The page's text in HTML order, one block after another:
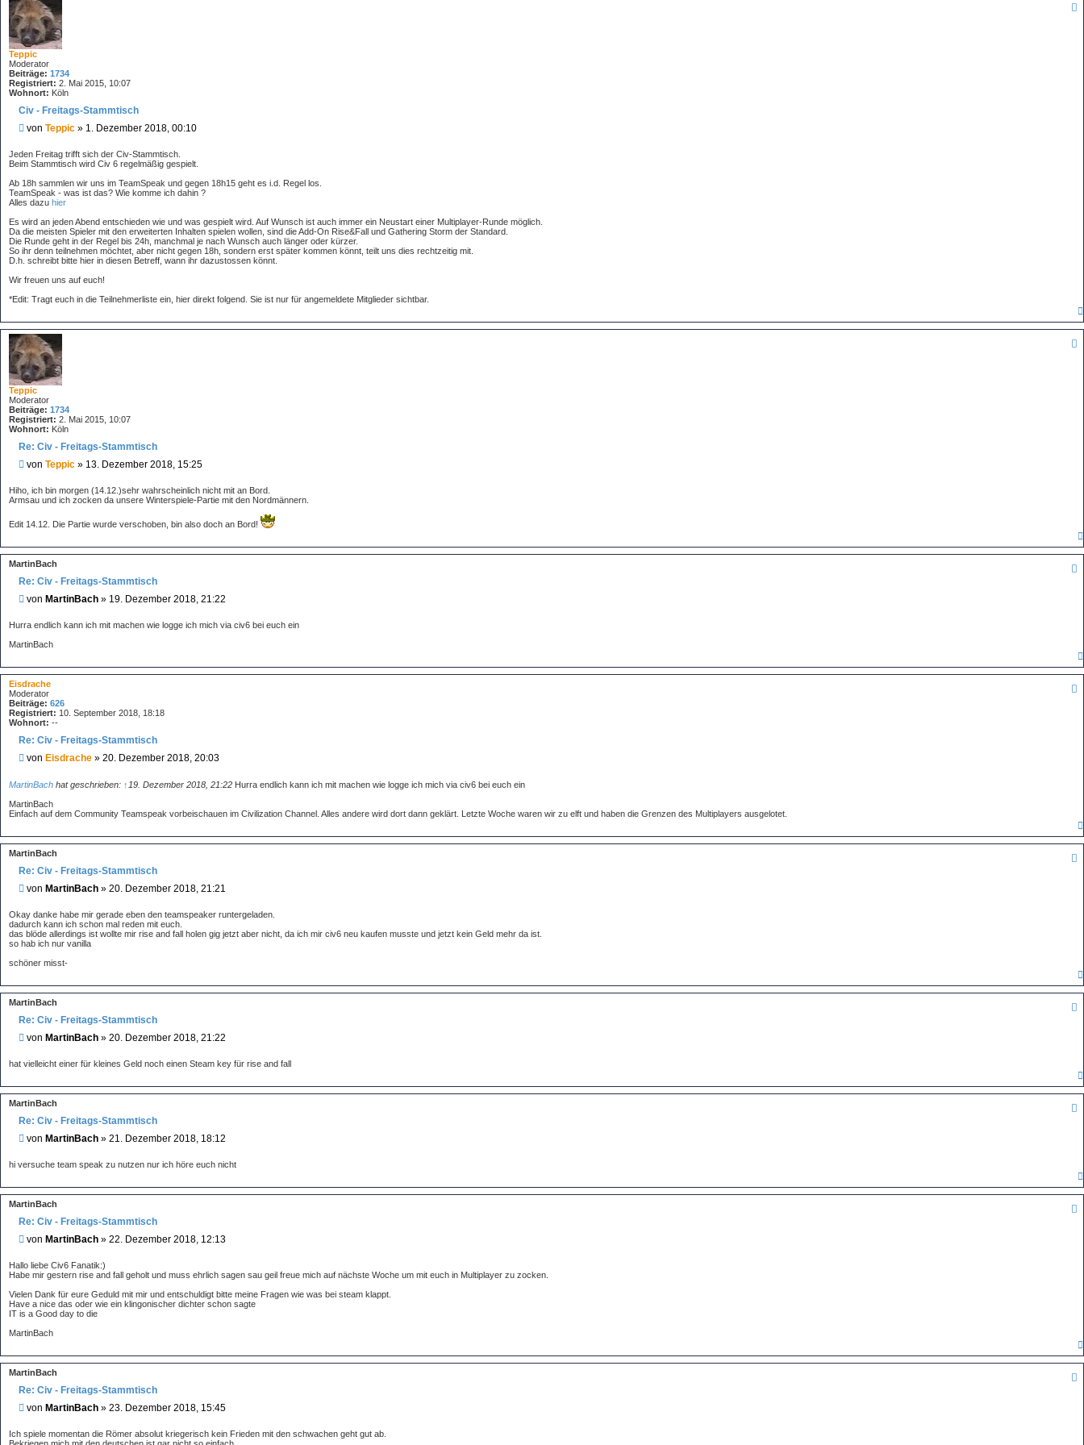
Teppic
Moderator
Beiträge: 1734
Registriert: 2. Mai 2015, 10:07
Wohnort: Köln
Civ - Freitags-Stammtisch
B
i
t
a
g
von Teppic » 1. Dezember 2018, 00:10
Jeden Freitag trifft sich der Civ-Stammtisch.
Beim Stammtisch wird Civ 6 regelmäßig gespielt.
Ab 18h sammlen wir uns im TeamSpeak und gegen 18h15 geht es i.d. Regel los.
TeamSpeak - was ist das? Wie komme ich dahin ?
Alles dazu hier
Es wird an jeden Abend entschieden wie und was gespielt wird. Auf Wunsch ist auch immer ein Neustart einer Multiplayer-Runde möglich.
Da die meisten Spieler mit den erweiterten Inhalten spielen wollen, sind die Add-On Rise&Fall und Gathering Storm der Standard.
Die Runde geht in der Regel bis 24h, manchmal je nach Wunsch auch länger oder kürzer.
So ihr denn teilnehmen möchtet, aber nicht gegen 18h, sondern erst später kommen könnt, teilt uns dies rechtzeitig mit.
D.h. schreibt bitte hier in diesen Betreff, wann ihr dazustossen könnt.
Wir freuen uns auf euch!
*Edit: Tragt euch in die Teilnehmerliste ein, hier direkt folgend. Sie ist nur für angemeldete Mitglieder sichtbar.
Teppic
Moderator
Beiträge: 1734
Registriert: 2. Mai 2015, 10:07
Wohnort: Köln
Re: Civ - Freitags-Stammtisch
B
i
t
a
von Teppic » 13. Dezember 2018, 15:25
Hiho, ich bin morgen (14.12.)sehr wahrscheinlich nicht mit an Bord.
Armsau und ich zocken da unsere Winterspiele-Partie mit den Nordmännern.
Edit 14.12. Die Partie wurde verschoben, bin also doch an Bord!
MartinBach
Re: Civ - Freitags-Stammtisch
B
i
r
g
von MartinBach » 19. Dezember 2018, 21:22
Hurra endlich kann ich mit machen wie logge ich mich via civ6 bei euch ein
MartinBach
Eisdrache
Moderator
Beiträge: 626
Registriert: 10. September 2018, 18:18
Wohnort: --
Re: Civ - Freitags-Stammtisch
B
i
r
a
von Eisdrache » 20. Dezember 2018, 20:03
MartinBach hat geschrieben: ↑ 19. Dezember 2018, 21:22 Hurra endlich kann ich mit machen wie logge ich mich via civ6 bei euch ein
MartinBach
Einfach auf dem Community Teamspeak vorbeischauen im Civilization Channel. Alles andere wird dort dann geklärt. Letzte Woche waren wir zu elft und haben die Grenzen des Multiplayers ausgelotet.
MartinBach
Re: Civ - Freitags-Stammtisch
B
i
t
r
a
g
von MartinBach » 20. Dezember 2018, 21:21
Okay danke habe mir gerade eben den teamspeaker runtergeladen.
dadurch kann ich schon mal reden mit euch.
das blöde allerdings ist wollte mir rise and fall holen gig jetzt aber nicht, da ich mir civ6 neu kaufen musste und jetzt kein Geld mehr da ist.
so hab ich nur vanilla
schöner misst-
MartinBach
Re: Civ - Freitags-Stammtisch
B
i
r
a
g
von MartinBach » 20. Dezember 2018, 21:22
hat vielleicht einer für kleines Geld noch einen Steam key für rise and fall
MartinBach
Re: Civ - Freitags-Stammtisch
B
i
r
a
g
von MartinBach » 21. Dezember 2018, 18:12
hi versuche team speak zu nutzen nur ich höre euch nicht
MartinBach
Re: Civ - Freitags-Stammtisch
B
i
t
a
g
von MartinBach » 22. Dezember 2018, 12:13
Hallo liebe Civ6 Fanatik:)
Habe mir gestern rise and fall geholt und muss ehrlich sagen sau geil freue mich auf nächste Woche um mit euch in Multiplayer zu zocken.
Vielen Dank für eure Geduld mit mir und entschuldigt bitte meine Fragen wie was bei steam klappt.
Have a nice das oder wie ein klingonischer dichter schon sagte
IT is a Good day to die
MartinBach
MartinBach
Re: Civ - Freitags-Stammtisch
B
i
von MartinBach » 23. Dezember 2018, 15:45
Ich spiele momentan die Römer absolut kriegerisch kein Frieden mit den schwachen geht gut ab.